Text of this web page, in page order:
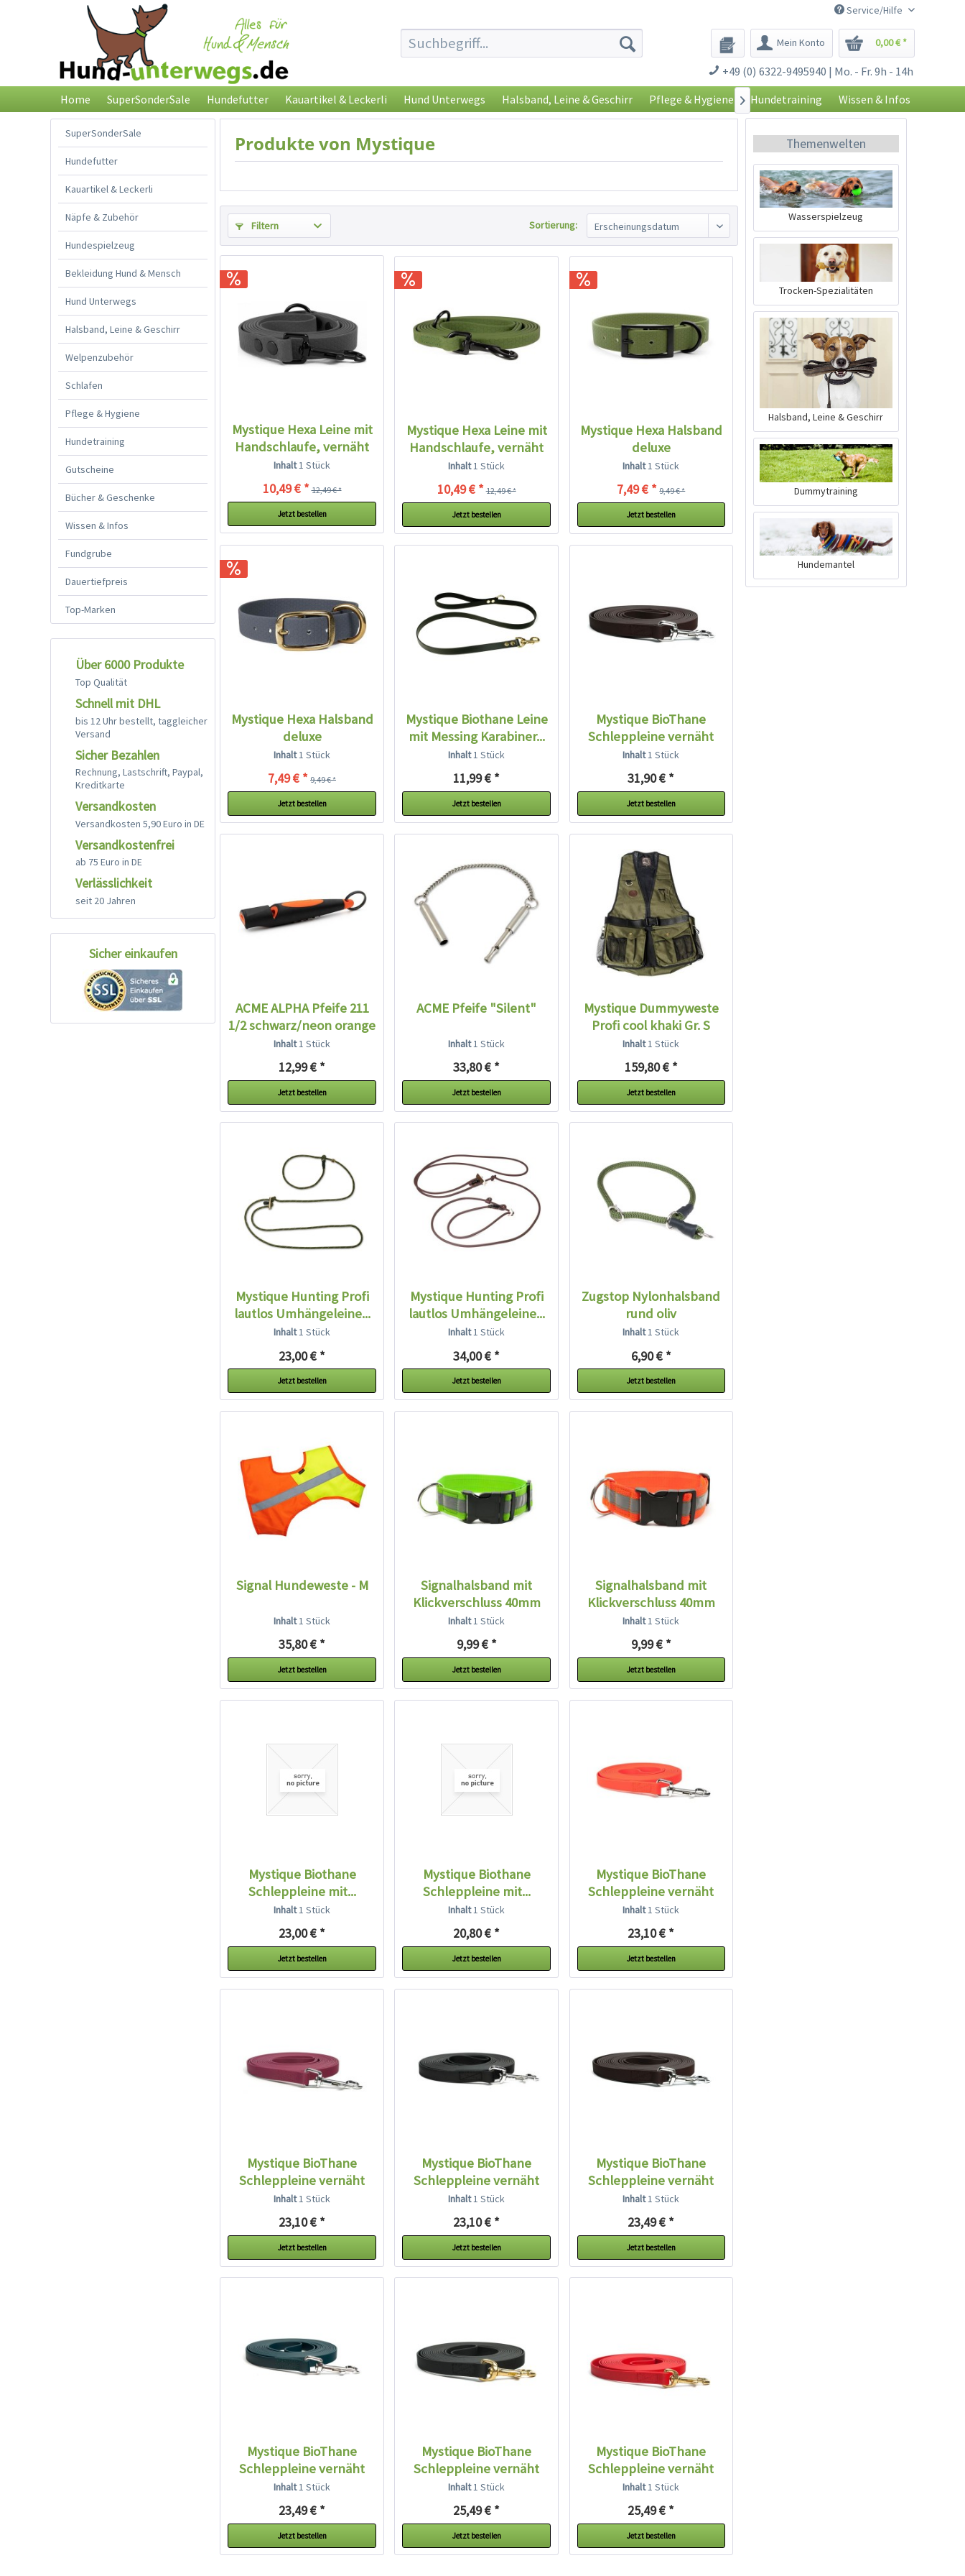
Service/Hilfe
Mein Konto 0,00 € *
+49 (0) 6322-9495940 | Mo. - Fr. 9h - 14h
Home SuperSonderSale Hundefutter Kauartikel & Leckerli Hund Unterwegs Halsband, Leine & Geschirr Pflege & Hygiene Hundetraining Wissen & Infos

SuperSonderSale
Hundefutter
Kauartikel & Leckerli
Näpfe & Zubehör
Hundespielzeug
Bekleidung Hund & Mensch
Hund Unterwegs
Halsband, Leine & Geschirr
Welpenzubehör
Schlafen
Pflege & Hygiene
Hundetraining
Gutscheine
Bücher & Geschenke
Wissen & Infos
Fundgrube
Dauertiefpreis
Top-Marken
Über 6000 Produkte
Top Qualität
Schnell mit DHL
bis 12 Uhr bestellt, taggleicher
Versand
Sicher Bezahlen
Rechnung, Lastschrift, Paypal,
Kreditkarte
Versandkosten
Versandkosten 5,90 Euro in DE
Versandkostenfrei
ab 75 Euro in DE
Verlässlichkeit
seit 20 Jahren
Sicher einkaufen
Produkte von Mystique
Filtern Sortierung:
Mystique Hexa Leine mit
Handschlaufe, vernäht
Inhalt1 Stück
10,49 € * 12,49 € *
Jetzt bestellen
Mystique Hexa Leine mit
Handschlaufe, vernäht
Inhalt1 Stück
10,49 € * 12,49 € *
Jetzt bestellen
Mystique Hexa Halsband
deluxe
Inhalt1 Stück
7,49 € * 9,49 € *
Jetzt bestellen
Mystique Hexa Halsband
deluxe
Inhalt1 Stück
7,49 € * 9,49 € *
Jetzt bestellen
Mystique Biothane Leine
mit Messing Karabiner...
Inhalt1 Stück
11,99 € *
Jetzt bestellen
Mystique BioThane
Schleppleine vernäht
braun
Inhalt1 Stück
31,90 € *
Jetzt bestellen
ACME ALPHA Pfeife 211
1/2 schwarz/neon orange
Inhalt1 Stück
12,99 € *
Jetzt bestellen
ACME Pfeife "Silent"
Inhalt1 Stück
33,80 € *
Jetzt bestellen
Mystique Dummyweste
Profi cool khaki Gr. S
Inhalt1 Stück
159,80 € *
Jetzt bestellen
Mystique Hunting Profi
lautlos Umhängeleine...
Inhalt1 Stück
23,00 € *
Jetzt bestellen
Mystique Hunting Profi
lautlos Umhängeleine...
Inhalt1 Stück
34,00 € *
Jetzt bestellen
Zugstop Nylonhalsband
rund oliv
Inhalt1 Stück
6,90 € *
Jetzt bestellen
Signal Hundeweste - M
Inhalt1 Stück
35,80 € *
Jetzt bestellen
Signalhalsband mit
Klickverschluss 40mm
neon...
Inhalt1 Stück
9,99 € *
Jetzt bestellen
Signalhalsband mit
Klickverschluss 40mm
neon...
Inhalt1 Stück
9,99 € *
Jetzt bestellen
Mystique Biothane
Schleppleine mit...
Inhalt1 Stück
23,00 € *
Jetzt bestellen
Mystique Biothane
Schleppleine mit...
Inhalt1 Stück
20,80 € *
Jetzt bestellen
Mystique BioThane
Schleppleine vernäht
neon orange
Inhalt1 Stück
23,10 € *
Jetzt bestellen
Mystique BioThane
Schleppleine vernäht
weinrot
Inhalt1 Stück
23,10 € *
Jetzt bestellen
Mystique BioThane
Schleppleine vernäht
schwarz
Inhalt1 Stück
23,10 € *
Jetzt bestellen
Mystique BioThane
Schleppleine vernäht
braun
Inhalt1 Stück
23,49 € *
Jetzt bestellen
Mystique BioThane
Schleppleine vernäht
grün
Inhalt1 Stück
23,49 € *
Jetzt bestellen
Mystique BioThane
Schleppleine vernäht
mit...
Inhalt1 Stück
25,49 € *
Jetzt bestellen
Mystique BioThane
Schleppleine vernäht
mit...
Inhalt1 Stück
25,49 € *
Jetzt bestellen
Themenwelten
Wasserspielzeug
Trocken-Spezialitäten
Halsband, Leine & Geschirr
Dummytraining
Hundemantel